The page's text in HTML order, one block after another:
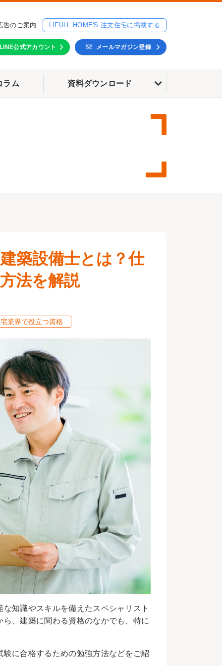
告のご案内 LIFULL HOME'S 注文住宅に掲載する
LINE公式アカウント メールマガジン登録
ラム 資料ダウンロード
築設備士とは？仕
法を解説
業界で役立つ資格
知識やスキルを備えたスペシャリスト
、建築に関わる資格のなかでも、特に
に合格するための勉強方法などをご紹